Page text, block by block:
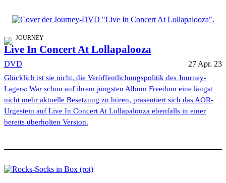
JOURNEY
Live In Concert At Lollapalooza
DVD 27 Apr. 23
Glücklich ist sie nicht, die Veröffentlichungspolitik des Journey-
Lagers: War schon auf ihrem jüngsten Album Freedom eine längst
nicht mehr aktuelle Besetzung zu hören, präsentiert sich das AOR-
Urgestein auf Live In Concert At Lollapalooza ebenfalls in einer
bereits überholten Version.